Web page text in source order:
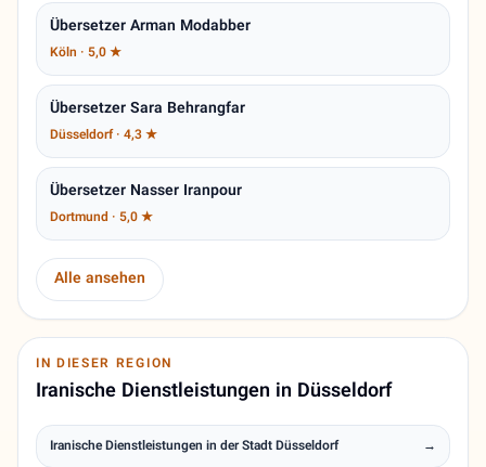
Übersetzer Arman Modabber
Köln · 5,0 ★
Übersetzer Sara Behrangfar
Düsseldorf · 4,3 ★
Übersetzer Nasser Iranpour
Dortmund · 5,0 ★
Alle ansehen
IN DIESER REGION
Iranische Dienstleistungen in Düsseldorf
Iranische Dienstleistungen in der Stadt Düsseldorf →